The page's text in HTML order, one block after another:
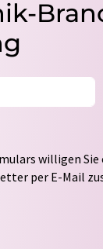
willigen Sie
per E-Mail
und